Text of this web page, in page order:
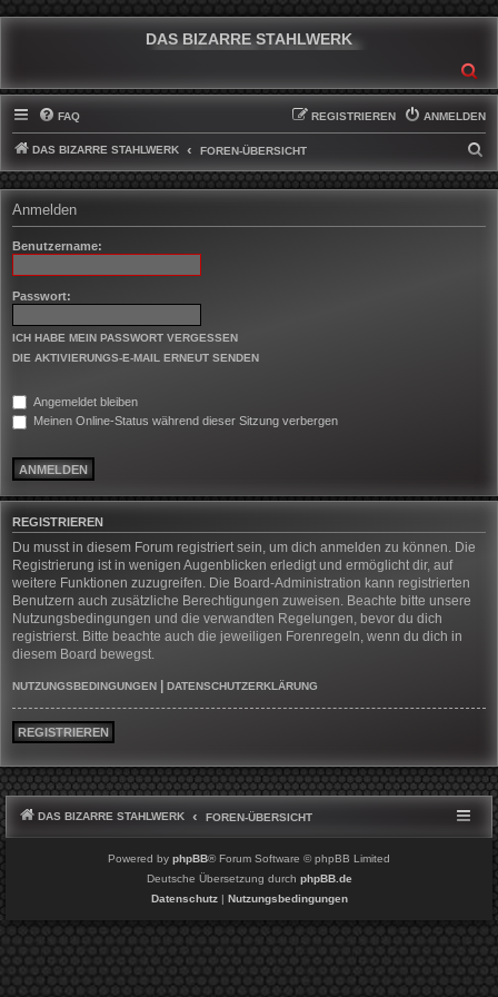
DAS BIZARRE STAHLWERK
FAQ ANMELDEN
REGISTRIEREN
DAS BIZARRE STAHLWERK FOREN-ÜBERSICHT
U
H
Anmelden
Benutzername:
Passwort:
ICH HABE MEIN PASSWORT VERGESSEN
DIE AKTIVIERUNGS-E-MAIL ERNEUT SENDEN
Angemeldet bleiben
Meinen Online-Status während dieser Sitzung verbergen
REGISTRIEREN
Du musst in diesem Forum registriert sein, um dich anmelden zu können. Die
Registrierung ist in wenigen Augenblicken erledigt und ermöglicht dir, auf
weitere Funktionen zuzugreifen. Die Board-Administration kann registrierten
Benutzern auch zusätzliche Berechtigungen zuweisen. Beachte bitte unsere
Nutzungsbedingungen und die verwandten Regelungen, bevor du dich
registrierst. Bitte beachte auch die jeweiligen Forenregeln, wenn du dich in
diesem Board bewegst.
NUTZUNGSBEDINGUNGEN DATENSCHUTZERKLÄRUNG
REGISTRIEREN
DAS BIZARRE STAHLWERK FOREN-ÜBERSICHT
Powered by phpBB® Forum Software © phpBB Limited
Deutsche Übersetzung durch phpBB.de
Datenschutz| Nutzungsbedingungen